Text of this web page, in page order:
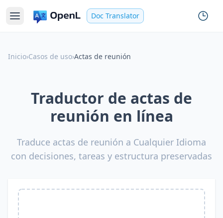
Doc Translator
Inicio›Casos de uso›Actas de reunión
Traductor de actas de
reunión en línea
Traduce actas de reunión a Cualquier Idioma
con decisiones, tareas y estructura preservadas